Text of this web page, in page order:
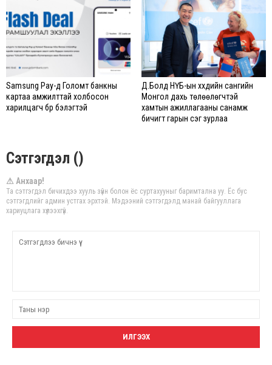
Samsung Pay-д Голомт банкны
картаа амжилттай холбосон
харилцагч бүр бэлэгтэй
Д.Болд НҮБ-ын хүүхдийн сангийн
Монгол дахь төлөөлөгчтэй
хамтын ажиллагааны санамж
бичигт гарын үсэг зурлаа
Сэтгэгдэл ()
⚠ Анхаар!
Та сэтгэгдэл бичихдээ хууль зүйн болон ёс суртахууныг баримтална уу. Ёс бус
сэтгэгдлийг админ устгах эрхтэй. Мэдээний сэтгэгдэлд манай байгууллага
хариуцлага хүлээхгүй.